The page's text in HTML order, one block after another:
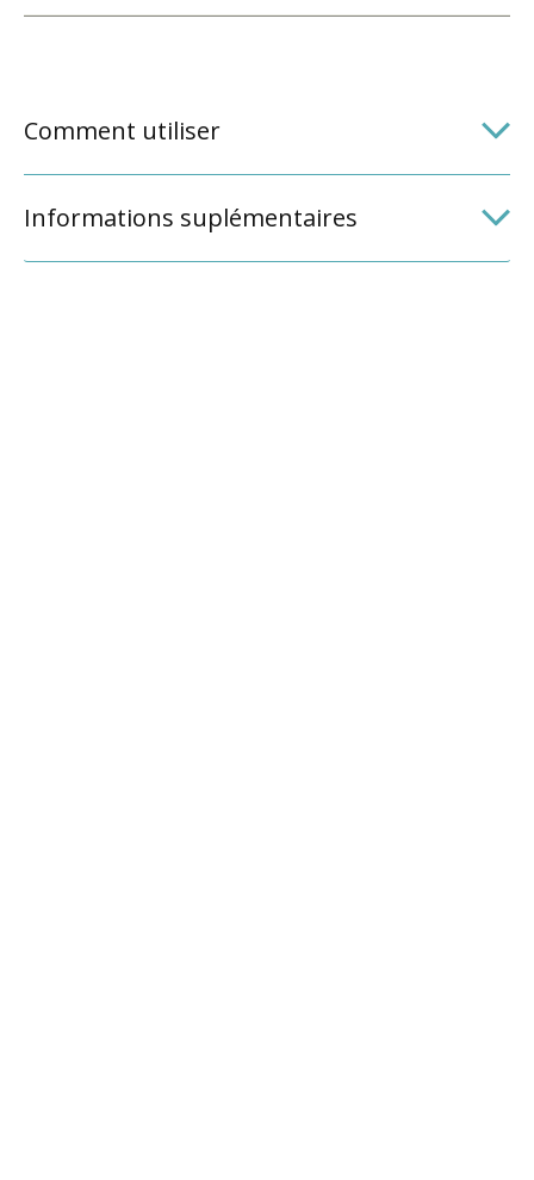
Comment utiliser
Informations suplémentaires